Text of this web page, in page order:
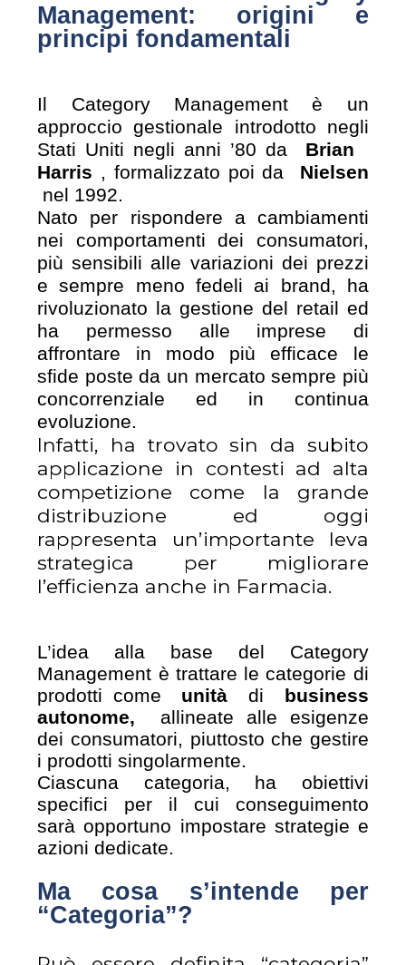
Management: origini e
principi fondamentali
Il Category Management è un
approccio gestionale introdotto negli
Stati Uniti negli anni ’80 da Brian
Harris , formalizzato poi da Nielsen
nel 1992.
Nato per rispondere a cambiamenti
nei comportamenti dei consumatori,
più sensibili alle variazioni dei prezzi
e sempre meno fedeli ai brand, ha
rivoluzionato la gestione del retail ed
ha permesso alle imprese di
affrontare in modo più efficace le
sfide poste da un mercato sempre più
concorrenziale ed in continua
evoluzione.
Infatti, ha trovato sin da subito
applicazione in contesti ad alta
competizione come la grande
distribuzione ed oggi
rappresenta un’importante leva
strategica per migliorare
l’efficienza anche in Farmacia.
L’idea alla base del Category
Management è trattare le categorie di
prodotti come unità di business
autonome,
allineate alle esigenze
dei consumatori, piuttosto che gestire
i prodotti singolarmente.
Ciascuna categoria, ha obiettivi
specifici per il cui conseguimento
sarà opportuno impostare strategie e
azioni dedicate.
Ma cosa s’intende per
“Categoria”?